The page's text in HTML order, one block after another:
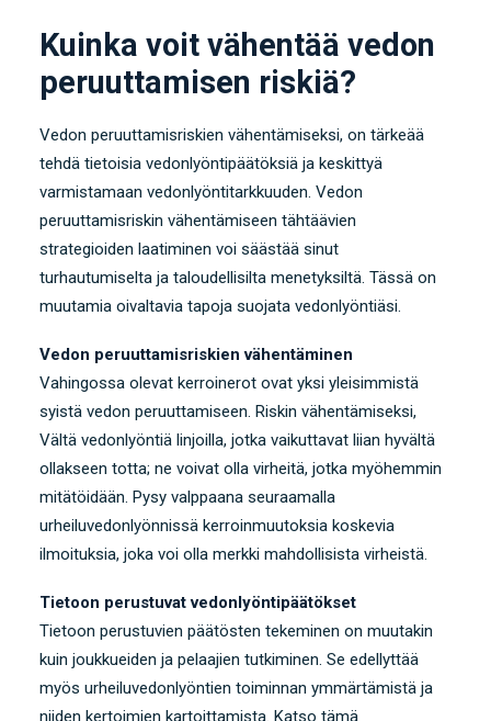
Kuinka voit vähentää vedon
peruuttamisen riskiä?
Vedon peruuttamisriskien vähentämiseksi, on tärkeää
tehdä tietoisia vedonlyöntipäätöksiä ja keskittyä
varmistamaan vedonlyöntitarkkuuden. Vedon
peruuttamisriskin vähentämiseen tähtäävien
strategioiden laatiminen voi säästää sinut
turhautumiselta ja taloudellisilta menetyksiltä. Tässä on
muutamia oivaltavia tapoja suojata vedonlyöntiäsi.
Vedon peruuttamisriskien vähentäminen
Vahingossa olevat kerroinerot ovat yksi yleisimmistä
syistä vedon peruuttamiseen. Riskin vähentämiseksi,
Vältä vedonlyöntiä linjoilla, jotka vaikuttavat liian hyvältä
ollakseen totta; ne voivat olla virheitä, jotka myöhemmin
mitätöidään. Pysy valppaana seuraamalla
urheiluvedonlyönnissä kerroinmuutoksia koskevia
ilmoituksia, joka voi olla merkki mahdollisista virheistä.
Tietoon perustuvat vedonlyöntipäätökset
Tietoon perustuvien päätösten tekeminen on muutakin
kuin joukkueiden ja pelaajien tutkiminen. Se edellyttää
myös urheiluvedonlyöntien toiminnan ymmärtämistä ja
niiden kertoimien kartoittamista. Katso tämä